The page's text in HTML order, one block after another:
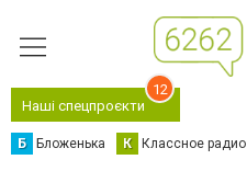
Наші спецпроєкти
12
Б Бложенька К Классное радио